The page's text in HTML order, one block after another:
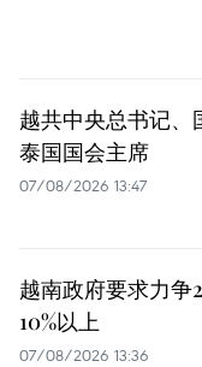
越共中央总书记、
泰国国会主席
07/08/2026 13:47
越南政府要求力争
10%以上
07/08/2026 13:36